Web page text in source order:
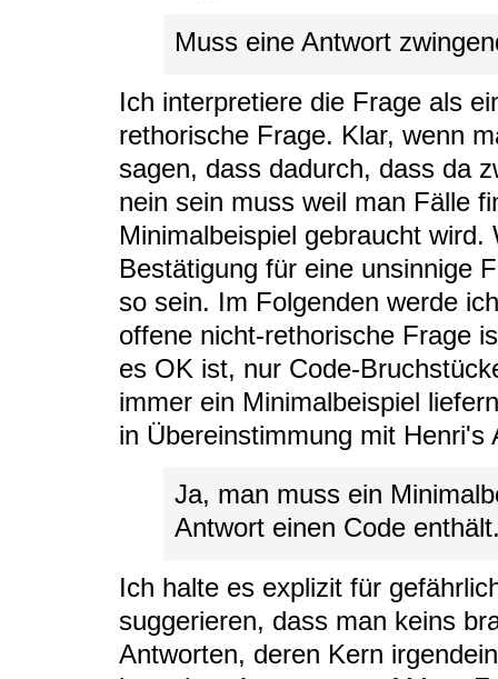
Muss eine Antwort
Ich interpretiere die Frage als
rethorische Frage. Klar, wenn
sagen, dass dadurch, dass da
nein sein muss weil man Fälle
Minimalbeispiel gebraucht
Bestätigung für eine unsinnige
so sein. Im Folgenden werde
offene nicht-rethorische Frage
es OK ist, nur Code-
immer ein Minimalbeispiel
in Übereinstimmung mit Henri's
Ja, man muss ein
Antwort einen Code
Ich halte es explizit für
suggerieren, dass man keins
Antworten, deren Kern